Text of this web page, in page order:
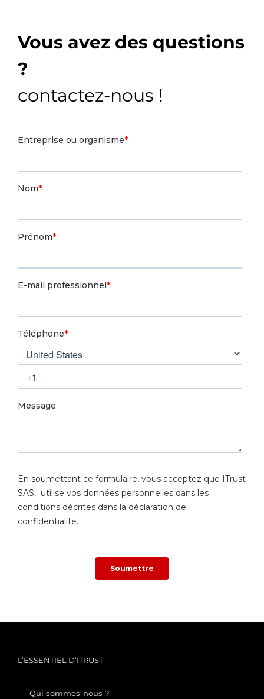
Vous avez des questions
?
contactez-nous !
L’ESSENTIEL D’ITRUST
Qui sommes-nous ?